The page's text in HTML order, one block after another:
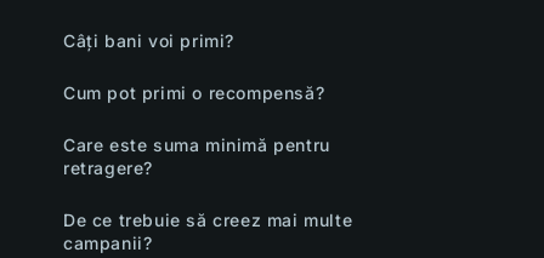
Câți bani voi primi?
Cum pot primi o recompensă?
Care este suma minimă pentru
retragere?
De ce trebuie să creez mai multe
campanii?